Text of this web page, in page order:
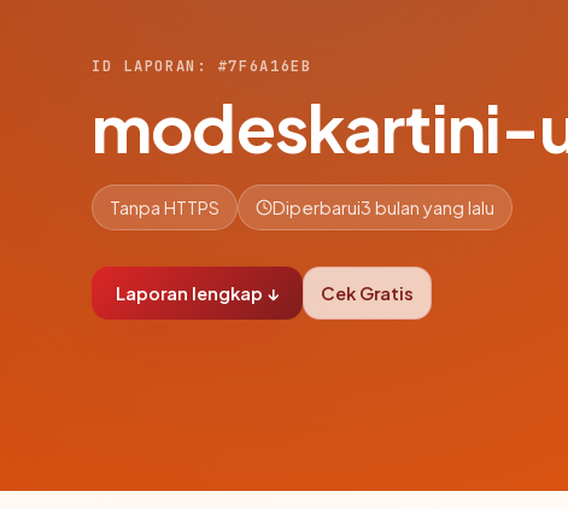
ID LAPORAN: #7F6A16EB
modeskartini-
Tanpa HTTPS Diperbarui3 bulan yang lalu
Laporan lengkap ↓ Cek Gratis